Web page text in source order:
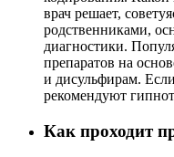
врач решает,
родственниками,
диагностики.
препаратов на
и дисульфирам.
рекомендуют
Как проходит